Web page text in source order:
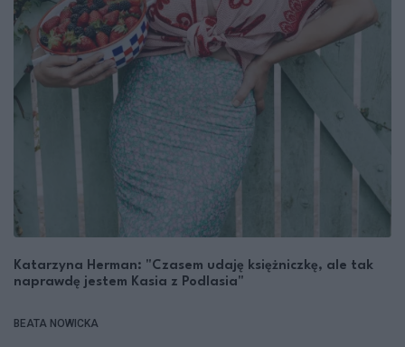
Katarzyna Herman: "Czasem udaję księżniczkę, ale tak
naprawdę jestem Kasia z Podlasia"
BEATA NOWICKA